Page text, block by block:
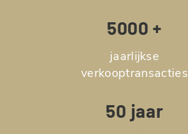
5000 +
jaarlijkse
verkooptransacties
50 jaar